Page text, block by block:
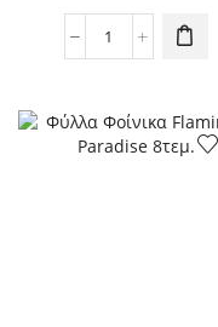
Χαρτοπετσέτες
Paradise
25εκ.